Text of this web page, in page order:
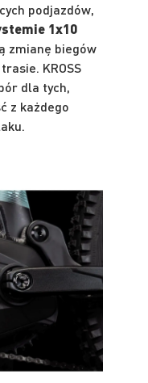
podjazdów,
1x10
zmianę biegów
KROSS
dla tych,
z każdego